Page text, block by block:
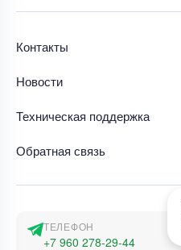
Контакты
Новости
Техническая поддержка
Обратная связь
ТЕЛЕФОН
+7 960 278-29-44